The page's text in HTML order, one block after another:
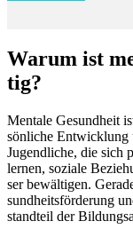
War­um ist
tig?
Men­ta­le Ge­sund­heit
sön­li­che Ent­wick­lung
Ju­gend­li­che, die sich
ler­nen, so­zia­le
ser be­wäl­ti­gen.
sund­heits­för­de­rung
stand­teil der